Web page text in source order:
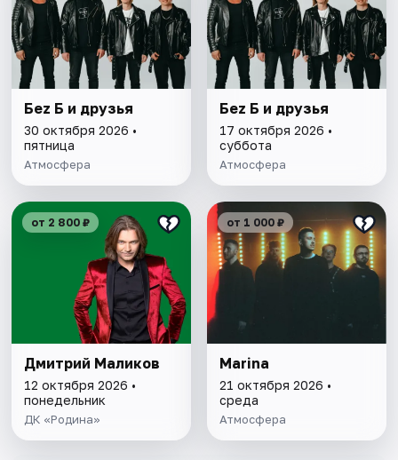
Беz Б и друзья
30 октября 2026 •
пятница
Атмосфера
Беz Б и друзья
17 октября 2026 •
суббота
Атмосфера
от 2 800 ₽
Дмитрий Маликов
12 октября 2026 •
понедельник
ДК «Родина»
от 1 000 ₽
Marina
21 октября 2026 •
среда
Атмосфера